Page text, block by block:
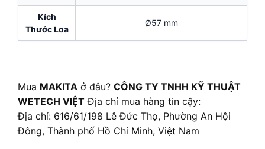
Kích
Thước Loa
Ø57 mm
Mua MAKITA ở đâu? CÔNG TY TNHH KỸ THUẬT
WETECH VIỆT Địa chỉ mua hàng tin cậy:
Địa chỉ: 616/61/198 Lê Đức Thọ, Phường An Hội
Đông, Thành phố Hồ Chí Minh, Việt Nam